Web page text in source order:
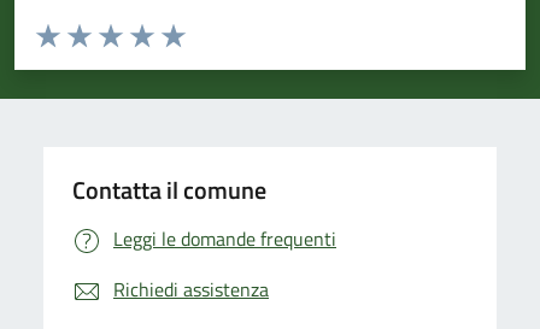
Valuta da 1 a 5 stelle la pagina
Valuta 5 stelle su 5
Valuta 4 stelle su 5
Valuta 3 stelle su 5
Valuta 2 stelle su 5
Valuta 1 stelle su 5
Contatta il comune
Leggi le domande frequenti
Richiedi assistenza